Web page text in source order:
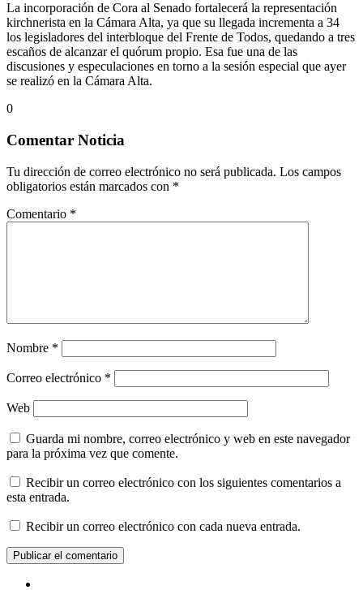
La incorporación de Cora al Senado fortalecerá la representación
kirchnerista en la Cámara Alta, ya que su llegada incrementa a 34
los legisladores del interbloque del Frente de Todos, quedando a tres
escaños de alcanzar el quórum propio. Esa fue una de las
discusiones y especulaciones en torno a la sesión especial que ayer
se realizó en la Cámara Alta.
0
Comentar Noticia
Tu dirección de correo electrónico no será publicada. Los campos
obligatorios están marcados con *
Comentario *
Nombre *
Correo electrónico *
Web
Guarda mi nombre, correo electrónico y web en este navegador
para la próxima vez que comente.
Recibir un correo electrónico con los siguientes comentarios a
esta entrada.
Recibir un correo electrónico con cada nueva entrada.